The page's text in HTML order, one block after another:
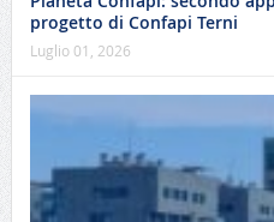
progetto di Confapi Terni
Luglio 01, 2026